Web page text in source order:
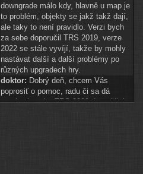
downgrade málo kdy, hlavně u map je
to problém, objekty se jakž takž dají,
ale taky to není pravidlo. Verzi bych
za sebe doporučil TRS 2019, verze
2022 se stále vyvíjí, takže by mohly
nastávat další a další problémy po
různých upgradech hry.
doktor: Dobrý deň, chcem Vás
poprosiť o pomoc, radu či sa dá
preniesť tvorba TRS 2009 do vyššej